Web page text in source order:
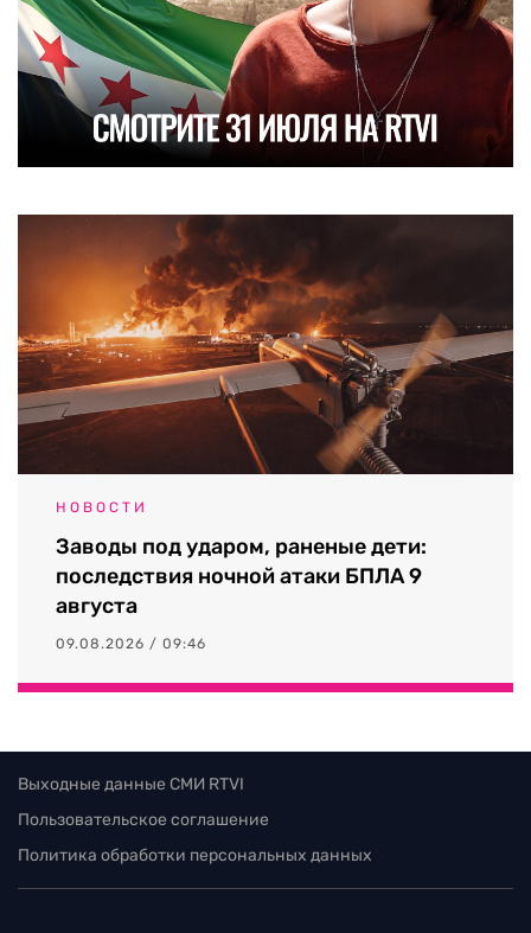
НОВОСТИ
Заводы под ударом, раненые дети:
последствия ночной атаки БПЛА 9
августа
09.08.2026 / 09:46
Выходные данные СМИ RTVI
Пользовательское соглашение
Политика обработки персональных данных